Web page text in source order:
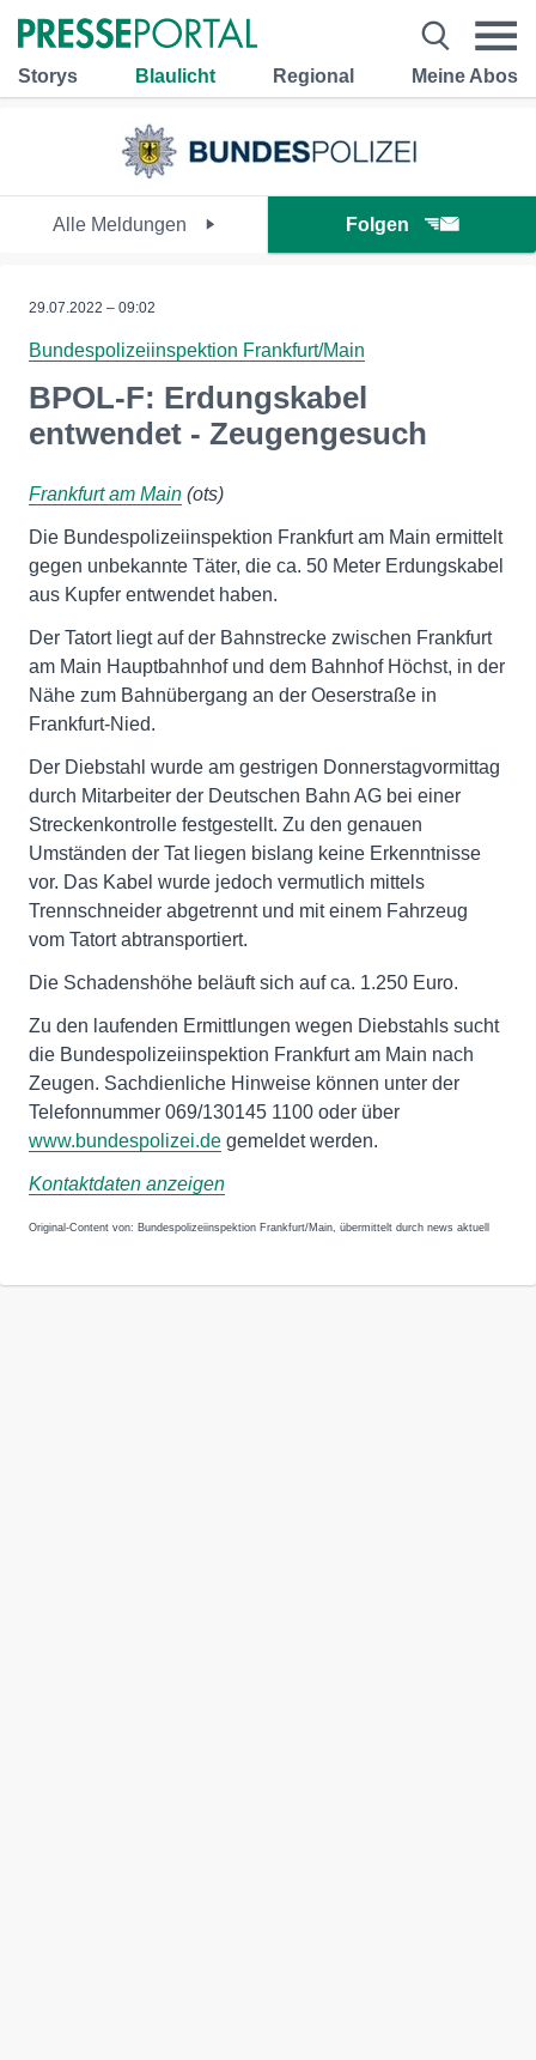
Storys Blaulicht Regional Meine Abos
Alle Meldungen Folgen
29.07.2022 – 09:02
Bundespolizeiinspektion Frankfurt/Main
BPOL-F: Erdungskabel
entwendet - Zeugengesuch
Frankfurt am Main (ots)
Die Bundespolizeiinspektion Frankfurt am Main ermittelt
gegen unbekannte Täter, die ca. 50 Meter Erdungskabel
aus Kupfer entwendet haben.
Der Tatort liegt auf der Bahnstrecke zwischen Frankfurt
am Main Hauptbahnhof und dem Bahnhof Höchst, in der
Nähe zum Bahnübergang an der Oeserstraße in
Frankfurt-Nied.
Der Diebstahl wurde am gestrigen Donnerstagvormittag
durch Mitarbeiter der Deutschen Bahn AG bei einer
Streckenkontrolle festgestellt. Zu den genauen
Umständen der Tat liegen bislang keine Erkenntnisse
vor. Das Kabel wurde jedoch vermutlich mittels
Trennschneider abgetrennt und mit einem Fahrzeug
vom Tatort abtransportiert.
Die Schadenshöhe beläuft sich auf ca. 1.250 Euro.
Zu den laufenden Ermittlungen wegen Diebstahls sucht
die Bundespolizeiinspektion Frankfurt am Main nach
Zeugen. Sachdienliche Hinweise können unter der
Telefonnummer 069/130145 1100 oder über
www.bundespolizei.de gemeldet werden.
Kontaktdaten anzeigen
Original-Content von: Bundespolizeiinspektion Frankfurt/Main, übermittelt durch news aktuell